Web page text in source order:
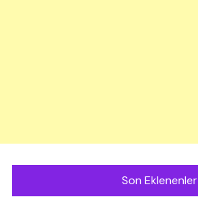
Son Eklenenler